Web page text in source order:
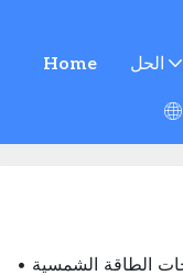
Home الحل
الطاقة الشمسية